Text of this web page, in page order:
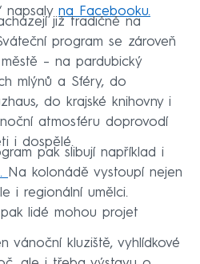
napsaly na Facebooku.
již tradičně na
program se zároveň
– na pardubický
mlýnů a Sféry, do
do krajské knihovny i
atmosféru doprovodí
i dospělé.
pak slibují například i
Na kolonádě vystoupí nejen
i regionální umělci.
lidé mohou projet
vánoční kluziště, vyhlídkové